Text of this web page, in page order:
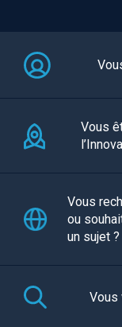
Vous
Vous
ou
un sujet ?
Vous